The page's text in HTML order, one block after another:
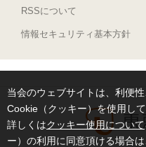
当会のウェブサイトは、利便
Cookie（クッキー）を使用して
詳しくはクッキー使用について
ー）の利用に同意頂ける場合
RSSについて
情報セキュリティ基本方針